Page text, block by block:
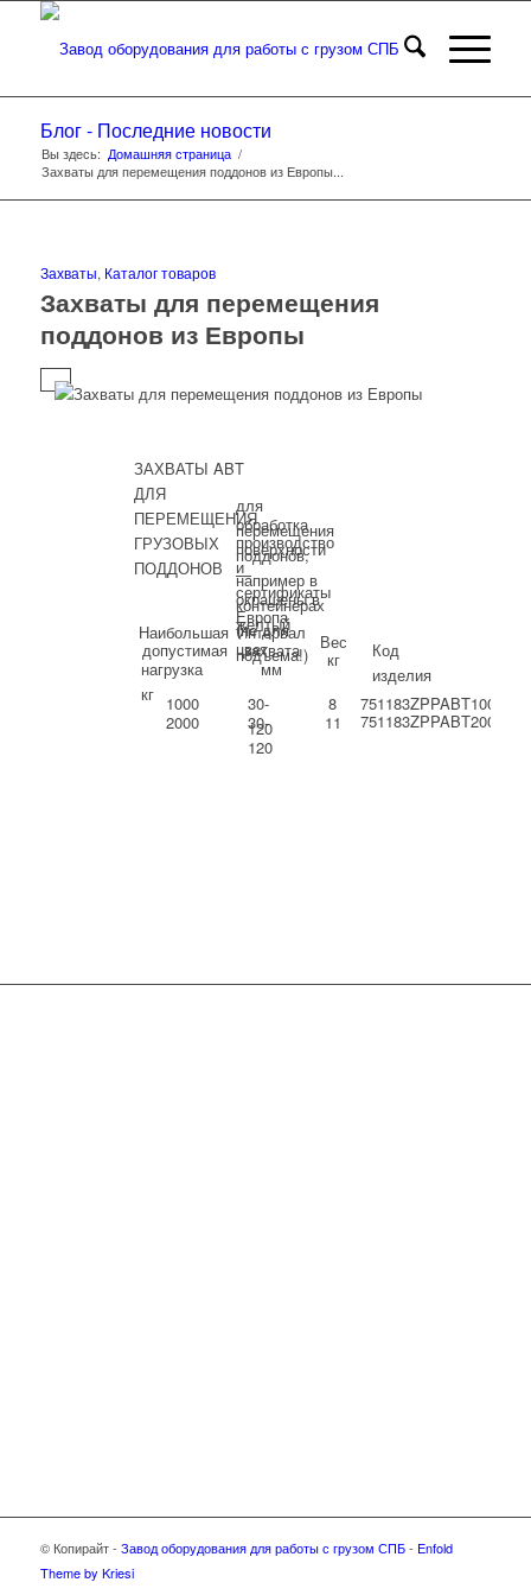
Блог - Последние новости
Вы здесь: Домашняя страница /
Захваты для перемещения поддонов из Европы...
Захваты, Каталог товаров
Захваты для перемещения
поддонов из Европы
ЗАХВАТЫ ABT
ДЛЯ
ПЕРЕМЕЩЕНИЯ
ГРУЗОВЫХ
ПОДДОНОВ
для
перемещения
поддонов,
например в
контейнерах
(не для
подъема!)
обработка
поверхности
—
окрашены в
желтый
цвет
производство
и
сертификаты
Европа
Наибольшая
допустимая
нагрузка
кг
Интервал
захвата
мм
Вес
кг
Код
изделия
1000
30-
120
8
751183ZPPABT1000
2000
30-
120
11 751183ZPPABT2000
© Копирайт - Завод оборудования для работы с грузом СПБ- Enfold
Theme by Kriesi